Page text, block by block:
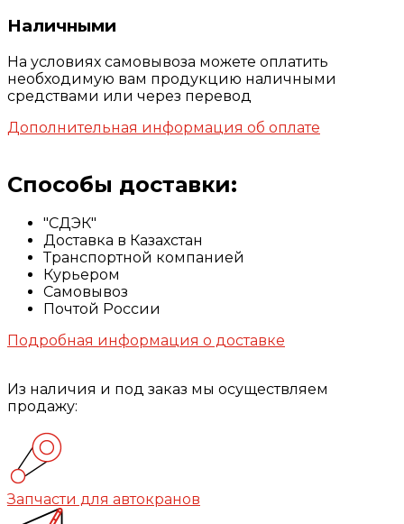
Наличными
На условиях самовывоза можете оплатить
необходимую вам продукцию наличными
средствами или через перевод
Дополнительная информация об оплате
Способы доставки:
"СДЭК"
Доставка в Казахстан
Транспортной компанией
Курьером
Самовывоз
Почтой России
Подробная информация о доставке
Из наличия и под заказ мы осуществляем
продажу:
Запчасти для автокранов